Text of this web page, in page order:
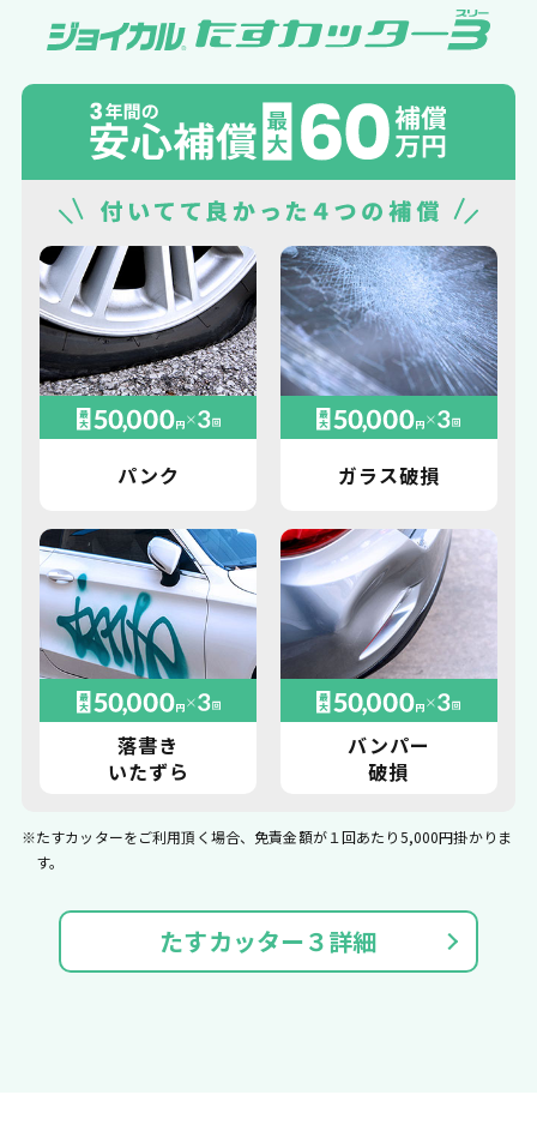
パンク ガラス破損
落書き
いたずら
バンパー
破損
※たすカッターをご利用頂く場合、免責金額が１回あたり5,000円掛かりま
す。
たすカッター３詳細